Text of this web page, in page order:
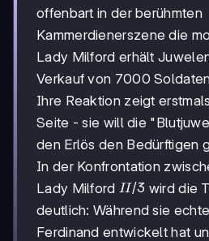
offenbart in der berühmten
Kammerdienerszene die
Lady Milford erhält
Verkauf von 7000
Ihre Reaktion zeigt
Seite - sie will die
den Erlös den Bedürftigen
In der Konfrontation
Lady Milford II/3
II/3 wird die
deutlich: Während sie
Ferdinand entwickelt hat